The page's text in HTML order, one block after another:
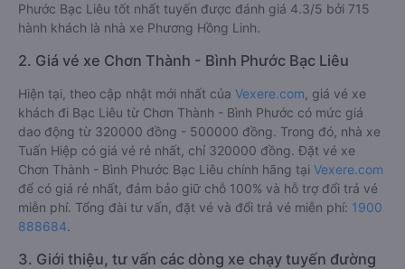
Phước Bạc Liêu tốt nhất tuyến được đánh giá 4.3/5 bởi 715
hành khách là nhà xe Phương Hồng Linh.
2. Giá vé xe Chơn Thành - Bình Phước Bạc Liêu
Hiện tại, theo cập nhật mới nhất của Vexere.com , giá vé xe
khách đi Bạc Liêu từ Chơn Thành - Bình Phước có mức giá
dao động từ 320000 đồng - 500000 đồng. Trong đó, nhà xe
Tuấn Hiệp có giá vé rẻ nhất, chỉ 320000 đồng. Đặt vé xe
Chơn Thành - Bình Phước Bạc Liêu chính hãng tại Vexere.com
để có giá rẻ nhất, đảm bảo giữ chỗ 100% và hỗ trợ đổi trả vé
miễn phí. Tổng đài tư vấn, đặt vé và đổi trả vé miễn phí: 1900
888684.
3. Giới thiệu, tư vấn các dòng xe chạy tuyến đường